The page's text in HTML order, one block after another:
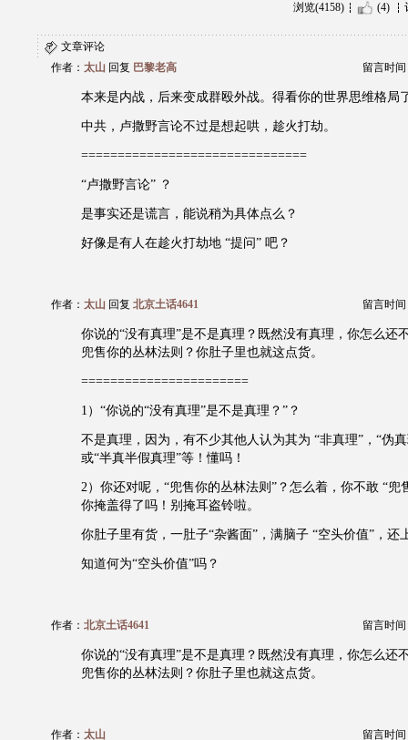
浏览(4158) (4)
文章评论
作者： 太山 回复 巴黎老高 留言时间
本来是内战，后来变成群殴外战。得看你的世界思维格局
中共，卢撒野言论不过是想起哄，趁火打劫。
===============================
“卢撒野言论” ？
是事实还是谎言，能说稍为具体点么？
好像是有人在趁火打劫地 “提问” 吧？
作者： 太山 回复 北京土话4641 留言时间
你说的“没有真理”是不是真理？既然没有真理，你怎么还
兜售你的丛林法则？你肚子里也就这点货。
=======================
1）“你说的“没有真理”是不是真理？”？
不是真理，因为，有不少其他人认为其为 “非真理”，“伪
或“半真半假真理”等！懂吗！
2）你还对呢，“兜售你的丛林法则”？怎么着，你不敢 “兜
你掩盖得了吗！别掩耳盗铃啦。
你肚子里有货，一肚子“杂酱面”，满脑子 “空头价值”，还
知道何为“空头价值”吗？
作者： 北京土话4641 留言时间
你说的“没有真理”是不是真理？既然没有真理，你怎么还
兜售你的丛林法则？你肚子里也就这点货。
作者： 太山 留言时间